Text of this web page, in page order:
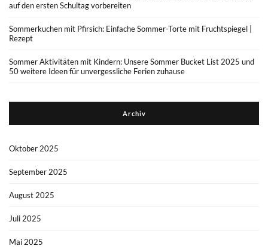
auf den ersten Schultag vorbereiten
Sommerkuchen mit Pfirsich: Einfache Sommer-Torte mit Fruchtspiegel |
Rezept
Sommer Aktivitäten mit Kindern: Unsere Sommer Bucket List 2025 und
50 weitere Ideen für unvergessliche Ferien zuhause
Archiv
Oktober 2025
September 2025
August 2025
Juli 2025
Mai 2025